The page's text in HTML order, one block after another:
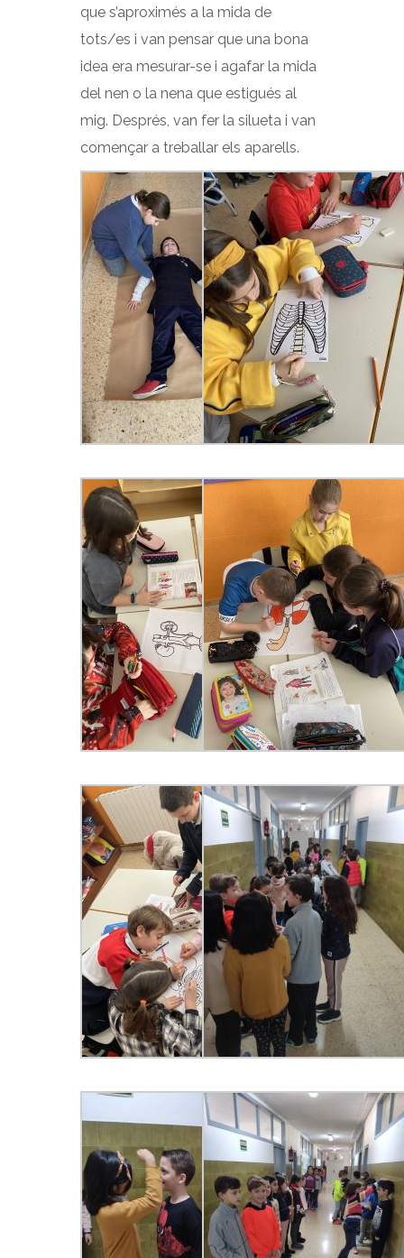
que s’aproximés a la mida de
tots/es i van pensar que una bona
idea era mesurar-se i agafar la mida
del nen o la nena que estigués al
mig. Després, van fer la silueta i van
començar a treballar els aparells.